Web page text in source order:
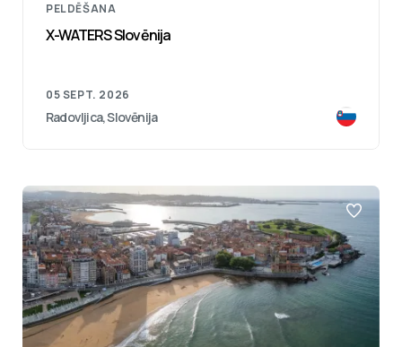
PELDĒŠANA
X-WATERS Slovēnija
05 SEPT. 2026
Radovljica, Slovēnija